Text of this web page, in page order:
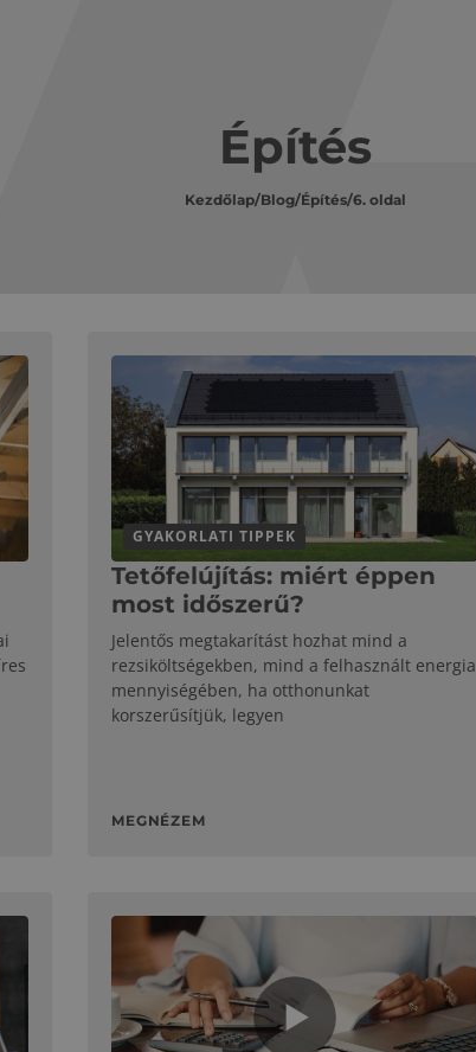
Építés
Kezdőlap/Blog/Építés/6. oldal
GYAKORLATI TIPPEK
Tetőfelújítás: miért éppen
most időszerű?
Jelentős megtakarítást hozhat mind a
rezsiköltségekben, mind a felhasznált energia
mennyiségében, ha otthonunkat
korszerűsítjük, legyen
MEGNÉZEM